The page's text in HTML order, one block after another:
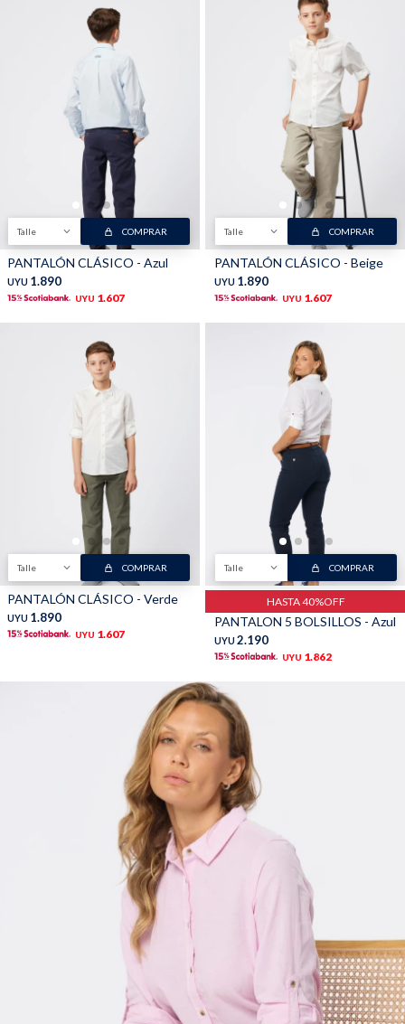
Talle COMPRAR
PANTALÓN CLÁSICO - Azul
UYU 1.890
UYU 1.607
Talle COMPRAR
PANTALÓN CLÁSICO - Beige
UYU 1.890
UYU 1.607
Talle COMPRAR
PANTALÓN CLÁSICO - Verde
UYU 1.890
UYU 1.607
Talle COMPRAR
HASTA 40%OFF
PANTALON 5 BOLSILLOS - Azul
UYU 2.190
UYU 1.862